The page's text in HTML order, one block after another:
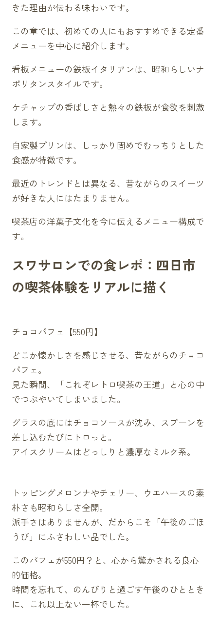
きた理由が伝わる味わいです。
この章では、初めての人にもおすすめできる定番
メニューを中心に紹介します。
看板メニューの鉄板イタリアンは、昭和らしいナ
ポリタンスタイルです。
ケチャップの香ばしさと熱々の鉄板が食欲を刺激
します。
自家製プリンは、しっかり固めでむっちりとした
食感が特徴です。
最近のトレンドとは異なる、昔ながらのスイーツ
が好きな人にはたまりません。
喫茶店の洋菓子文化を今に伝えるメニュー構成で
す。
スワサロンでの食レポ：四日市
の喫茶体験をリアルに描く
チョコパフェ【550円】
どこか懐かしさを感じさせる、昔ながらのチョコ
パフェ。
見た瞬間、「これぞレトロ喫茶の王道」と心の中
でつぶやいてしまいました。
グラスの底にはチョコソースが沈み、スプーンを
差し込むたびにトロっと。
アイスクリームはどっしりと濃厚なミルク系。
トッピングメロンナやチェリー、ウエハースの素
朴さも昭和らしさ全開。
派手さはありませんが、だからこそ「午後のごほ
うび」にふさわしい品でした。
このパフェが550円？と、心から驚かされる良心
的価格。
時間を忘れて、のんびりと過ごす午後のひととき
に、これ以上ない一杯でした。